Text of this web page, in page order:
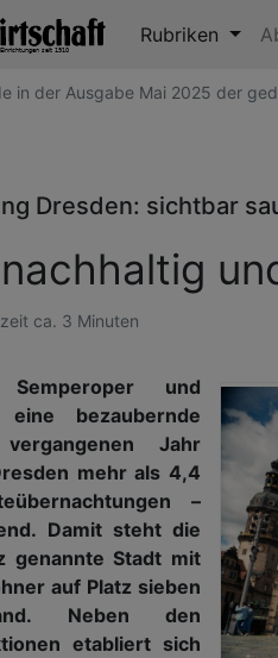
Rubriken
in der Ausgabe Mai 2025 der
Dresden: sichtbar
ca. 3 Minuten
Semperoper und
bezaubernde
Jahr
mehr als 4,4
–
Damit steht die
genannte Stadt mit
auf Platz sieben
Neben den
etabliert sich